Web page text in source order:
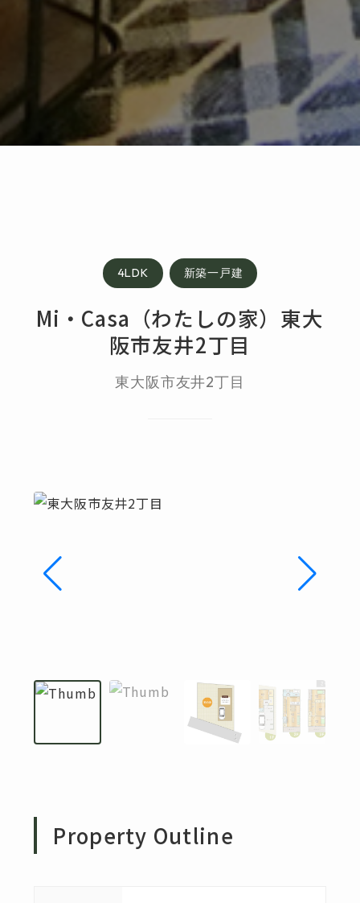
4LDK 新築一戸建
Mi・Casa（わたしの家）東大
阪市友井2丁目
東大阪市友井2丁目
Property Outline